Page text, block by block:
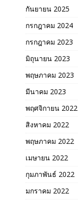
กันยายน 2025
กรกฎาคม 2024
กรกฎาคม 2023
มิถุนายน 2023
พฤษภาคม 2023
มีนาคม 2023
พฤศจิกายน 2022
สิงหาคม 2022
พฤษภาคม 2022
เมษายน 2022
กุมภาพันธ์ 2022
มกราคม 2022